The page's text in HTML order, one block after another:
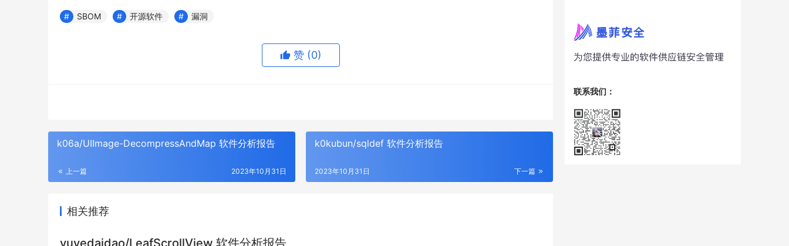
SBOM 开源软件 漏洞
赞 (0)
k06a/UIImage-DecompressAndMap 软件分析报告
上一篇 2023年10月31日
k0kubun/sqldef 软件分析报告
下一篇
2023年10月31日
相关推荐
联系我们：